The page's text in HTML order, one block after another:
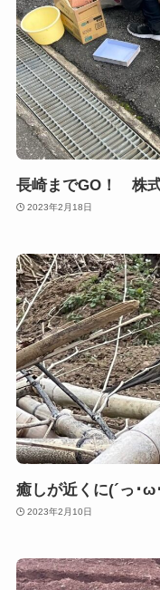
長崎までGO！ 株
2023年2月18日
癒しが近くに(´っ･
2023年2月10日